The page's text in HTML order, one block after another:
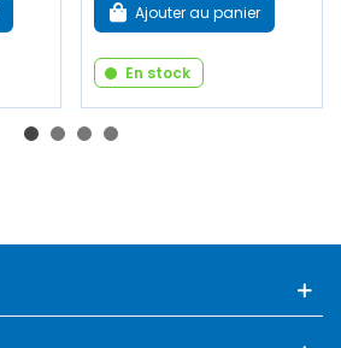
Ajouter au panier
En stock